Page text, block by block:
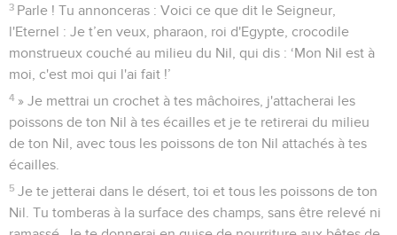
3 Parle ! Tu annonceras : Voici ce que dit le Seigneur,
l'Eternel : Je t’en veux, pharaon, roi d'Egypte, crocodile
monstrueux couché au milieu du Nil, qui dis : ‘Mon Nil est à
moi, c'est moi qui l'ai fait !’
4 » Je mettrai un crochet à tes mâchoires, j'attacherai les
poissons de ton Nil à tes écailles et je te retirerai du milieu
de ton Nil, avec tous les poissons de ton Nil attachés à tes
écailles.
5 Je te jetterai dans le désert, toi et tous les poissons de ton
Nil. Tu tomberas à la surface des champs, sans être relevé ni